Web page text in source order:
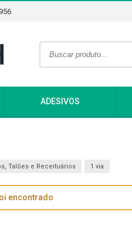
ADESIVOS
Talões e Receituários 1 via
encontrado